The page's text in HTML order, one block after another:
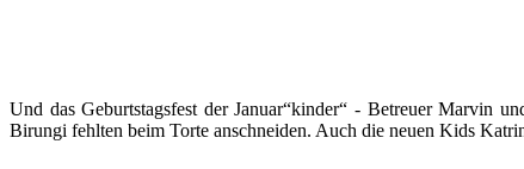
Und das Geburtstagsfest der Januar“kinder“ - Betreuer Marvin
Birungi fehlten beim Torte anschneiden. Auch die neuen Kids